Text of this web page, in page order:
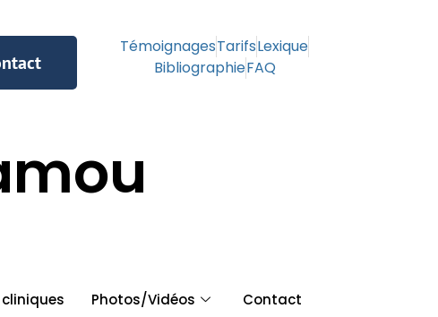
TémoignagesTarifsLexique
BibliographieFAQ
Photos/Vidéos Contact